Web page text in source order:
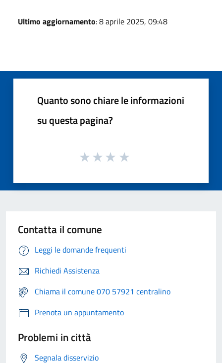
Ultimo aggiornamento: 8 aprile 2025, 09:48
Quanto sono chiare le informazioni
su questa pagina?
Contatta il comune
Leggi le domande frequenti
Richiedi Assistenza
Chiama il comune 070 57921 centralino
Prenota un appuntamento
Problemi in città
Segnala disservizio